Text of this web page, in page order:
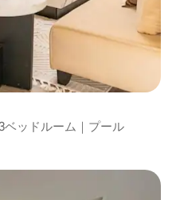
ッドルーム｜プール